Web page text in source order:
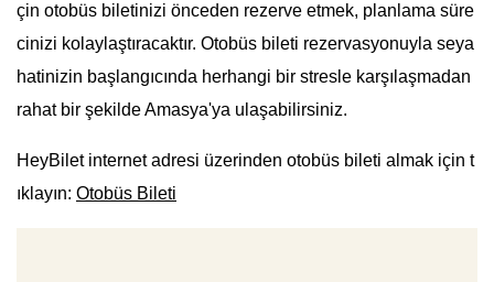
çin otobüs biletinizi önceden rezerve etmek, planlama süre
cinizi kolaylaştıracaktır. Otobüs bileti rezervasyonuyla seya
hatinizin başlangıcında herhangi bir stresle karşılaşmadan
rahat bir şekilde Amasya'ya ulaşabilirsiniz.
HeyBilet internet adresi üzerinden otobüs bileti almak için t
ıklayın: Otobüs Bileti